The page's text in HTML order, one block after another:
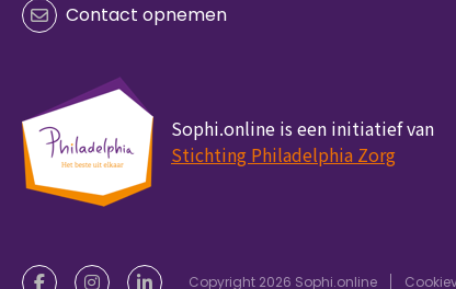
Contact opnemen
Sophi.online is een initiatief van
Stichting Philadelphia Zorg
Copyright 2026 Sophi.online